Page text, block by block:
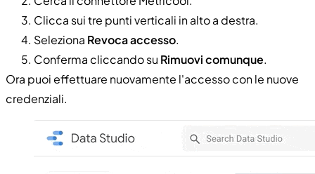
Clicca sui tre punti verticali in alto a destra.
Seleziona Revoca accesso.
Conferma cliccando su Rimuovi comunque.
Ora puoi effettuare nuovamente l'accesso con le nuove
credenziali.